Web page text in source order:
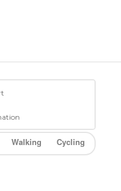
Walking Cycling